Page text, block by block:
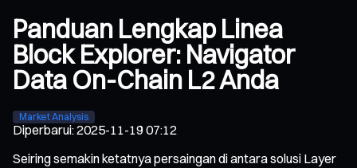
Panduan Lengkap Linea
Block Explorer: Navigator
Data On-Chain L2 Anda
Market Analysis
Diperbarui:2025-11-19 07:12
Seiring semakin ketatnya persaingan di antara solusi Layer